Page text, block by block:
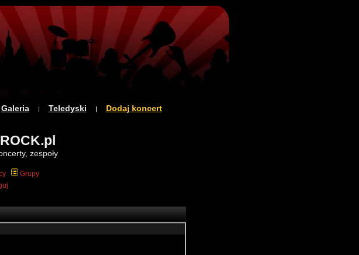
Galeria| Teledyski | Dodaj koncert
zespoły
Grupy